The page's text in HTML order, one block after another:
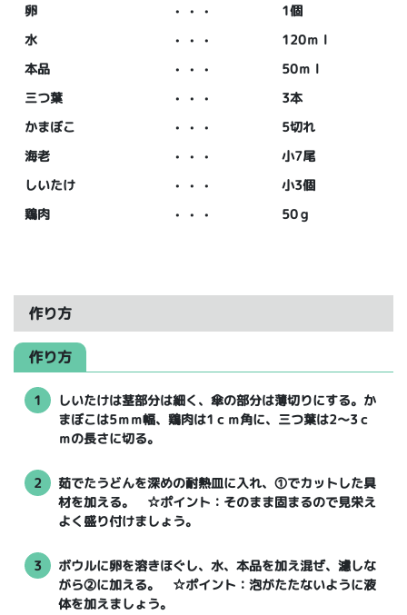
卵
・・・
1個
水
・・・
120ｍｌ
本品
・・・
50ｍｌ
三つ葉
・・・
3本
かまぼこ
・・・
5切れ
海老
・・・
小7尾
しいたけ
・・・
小3個
鶏肉
・・・ 50ｇ
作り方
作り方
1
しいたけは茎部分は細く、傘の部分は薄切りにする。か
まぼこは5ｍｍ幅、鶏肉は1ｃｍ角に、三つ葉は2～3ｃ
ｍの長さに切る。
2
茹でたうどんを深めの耐熱皿に入れ、①でカットした具
材を加える。 ☆ポイント：そのまま固まるので見栄え
よく盛り付けましょう。
3
ボウルに卵を溶きほぐし、水、本品を加え混ぜ、濾しな
がら②に加える。 ☆ポイント：泡がたたないように液
体を加えましょう。